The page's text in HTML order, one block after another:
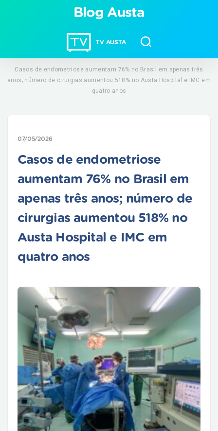
TV AUSTA
Blog Austa
Casos de endometriose aumentam 76% no Brasil em apenas três
anos; número de cirurgias aumentou 518% no Austa Hospital e IMC em
quatro anos
07/05/2026
Casos de endometriose
aumentam 76% no Brasil em
apenas três anos; número de
cirurgias aumentou 518% no
Austa Hospital e IMC em
quatro anos